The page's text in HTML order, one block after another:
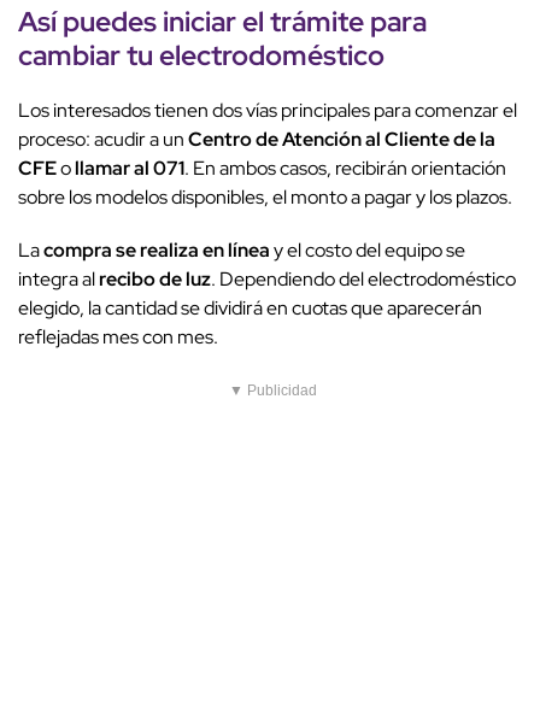
Así puedes iniciar el trámite para
cambiar tu electrodoméstico
Los interesados tienen dos vías principales para comenzar el
proceso: acudir a unCentro de Atención al Cliente de la
CFEollamar al 071. En ambos casos, recibirán orientación
sobre los modelos disponibles, el monto a pagar y los plazos.
Lacompra se realiza en líneay el costo del equipo se
integra alrecibo de luz. Dependiendo del electrodoméstico
elegido, la cantidad se dividirá en cuotas que aparecerán
reflejadas mes con mes.
▼ Publicidad